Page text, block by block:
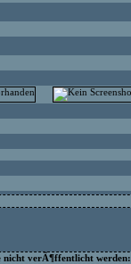
nicht verÃ¶ffentlicht werden: